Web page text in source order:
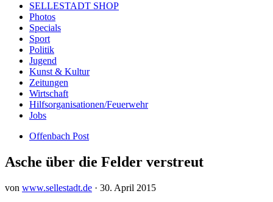
SELLESTADT SHOP
Photos
Specials
Sport
Politik
Jugend
Kunst & Kultur
Zeitungen
Wirtschaft
Hilfsorganisationen/Feuerwehr
Jobs
Offenbach Post
Asche über die Felder verstreut
von www.sellestadt.de · 30. April 2015